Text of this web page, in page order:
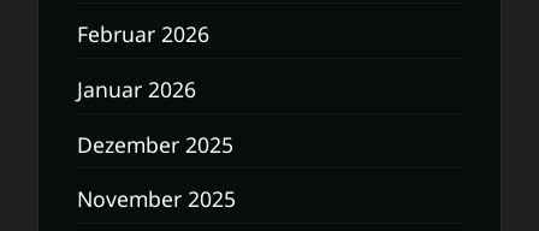
Februar 2026
Januar 2026
Dezember 2025
November 2025